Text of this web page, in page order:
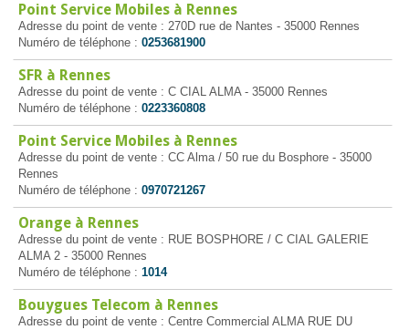
Point Service Mobiles à Rennes
Adresse du point de vente : 270D rue de Nantes - 35000 Rennes
Numéro de téléphone : 0253681900
SFR à Rennes
Adresse du point de vente : C CIAL ALMA - 35000 Rennes
Numéro de téléphone : 0223360808
Point Service Mobiles à Rennes
Adresse du point de vente : CC Alma / 50 rue du Bosphore - 35000
Rennes
Numéro de téléphone : 0970721267
Orange à Rennes
Adresse du point de vente : RUE BOSPHORE / C CIAL GALERIE
ALMA 2 - 35000 Rennes
Numéro de téléphone : 1014
Bouygues Telecom à Rennes
Adresse du point de vente : Centre Commercial ALMA RUE DU